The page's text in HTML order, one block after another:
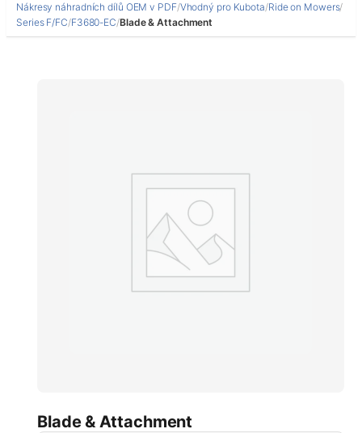
Nákresy náhradních dílů OEM v PDF/Vhodný pro Kubota/Ride on Mowers/
Series F/FC/F3680-EC/Blade & Attachment
Blade & Attachment